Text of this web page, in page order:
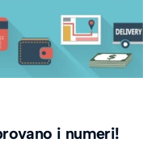
i numeri!